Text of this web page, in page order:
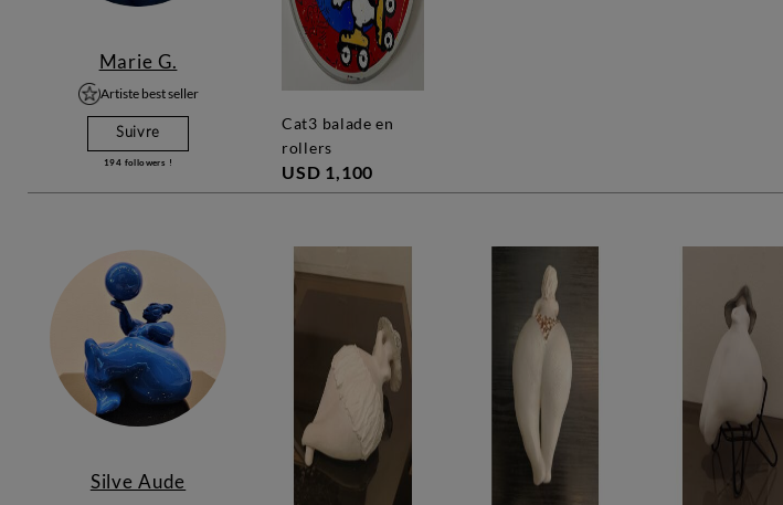
Marie G.
Artiste best seller
Suivre
194 followers !
cat3 balade en
rollers
USD 1,100
Silve Aude